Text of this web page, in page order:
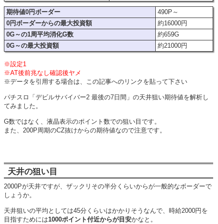
期待値0円ボーダー
490P～
0円ボーダーからの最大投資額
約16000円
0G～の1周平均消化G数
約659G
0G～の最大投資額
約21000円
※設定1
※AT後前兆なし確認後ヤメ
※データを引用する場合は、この記事へのリンクを貼って下さい
パチスロ「デビルサバイバー2 最後の7日間」の天井狙い期待値を解析し
てみました。
G数ではなく、液晶表示のポイント数での狙い目です。
また、200P周期のCZ抜けからの期待値なので注意です。
天井の狙い目
2000Pが天井ですが、ザックリその半分くらいからが一般的なボーダーで
しょうか。
天井狙いの平均としては45分くらいはかかりそうなんで、時給2000円を
目指すためには1000ポイント付近からが目安かなと。